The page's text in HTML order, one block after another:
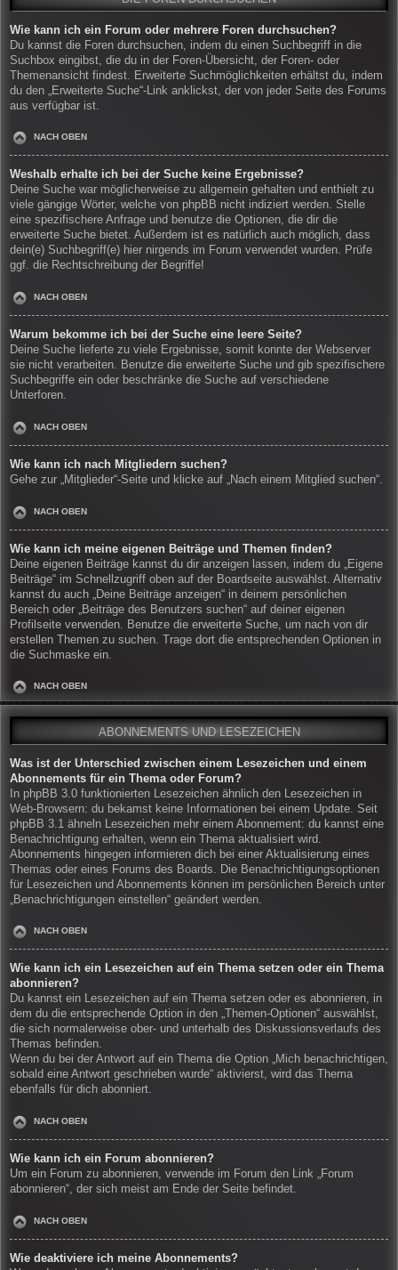
Wie kann ich ein Forum oder mehrere Foren durchsuchen?
Du kannst die Foren durchsuchen, indem du einen Suchbegriff in die
Suchbox eingibst, die du in der Foren-Übersicht, der Foren- oder
Themenansicht findest. Erweiterte Suchmöglichkeiten erhältst du, indem
du den „Erweiterte Suche“-Link anklickst, der von jeder Seite des Forums
aus verfügbar ist.
NACH OBEN
Weshalb erhalte ich bei der Suche keine Ergebnisse?
Deine Suche war möglicherweise zu allgemein gehalten und enthielt zu
viele gängige Wörter, welche von phpBB nicht indiziert werden. Stelle
eine spezifischere Anfrage und benutze die Optionen, die dir die
erweiterte Suche bietet. Außerdem ist es natürlich auch möglich, dass
dein(e) Suchbegriff(e) hier nirgends im Forum verwendet wurden. Prüfe
ggf. die Rechtschreibung der Begriffe!
NACH OBEN
Warum bekomme ich bei der Suche eine leere Seite?
Deine Suche lieferte zu viele Ergebnisse, somit konnte der Webserver
sie nicht verarbeiten. Benutze die erweiterte Suche und gib spezifischere
Suchbegriffe ein oder beschränke die Suche auf verschiedene
Unterforen.
NACH OBEN
Wie kann ich nach Mitgliedern suchen?
Gehe zur „Mitglieder“-Seite und klicke auf „Nach einem Mitglied suchen“.
NACH OBEN
Wie kann ich meine eigenen Beiträge und Themen finden?
Deine eigenen Beiträge kannst du dir anzeigen lassen, indem du „Eigene
Beiträge“ im Schnellzugriff oben auf der Boardseite auswählst. Alternativ
kannst du auch „Deine Beiträge anzeigen“ in deinem persönlichen
Bereich oder „Beiträge des Benutzers suchen“ auf deiner eigenen
Profilseite verwenden. Benutze die erweiterte Suche, um nach von dir
erstellen Themen zu suchen. Trage dort die entsprechenden Optionen in
die Suchmaske ein.
NACH OBEN
ABONNEMENTS UND LESEZEICHEN
Was ist der Unterschied zwischen einem Lesezeichen und einem
Abonnements für ein Thema oder Forum?
In phpBB 3.0 funktionierten Lesezeichen ähnlich den Lesezeichen in
Web-Browsern: du bekamst keine Informationen bei einem Update. Seit
phpBB 3.1 ähneln Lesezeichen mehr einem Abonnement: du kannst eine
Benachrichtigung erhalten, wenn ein Thema aktualisiert wird.
Abonnements hingegen informieren dich bei einer Aktualisierung eines
Themas oder eines Forums des Boards. Die Benachrichtigungsoptionen
für Lesezeichen und Abonnements können im persönlichen Bereich unter
„Benachrichtigungen einstellen“ geändert werden.
NACH OBEN
Wie kann ich ein Lesezeichen auf ein Thema setzen oder ein Thema
abonnieren?
Du kannst ein Lesezeichen auf ein Thema setzen oder es abonnieren, in
dem du die entsprechende Option in den „Themen-Optionen“ auswählst,
die sich normalerweise ober- und unterhalb des Diskussionsverlaufs des
Themas befinden.
Wenn du bei der Antwort auf ein Thema die Option „Mich benachrichtigen,
sobald eine Antwort geschrieben wurde“ aktivierst, wird das Thema
ebenfalls für dich abonniert.
NACH OBEN
Wie kann ich ein Forum abonnieren?
Um ein Forum zu abonnieren, verwende im Forum den Link „Forum
abonnieren“, der sich meist am Ende der Seite befindet.
NACH OBEN
Wie deaktiviere ich meine Abonnements?